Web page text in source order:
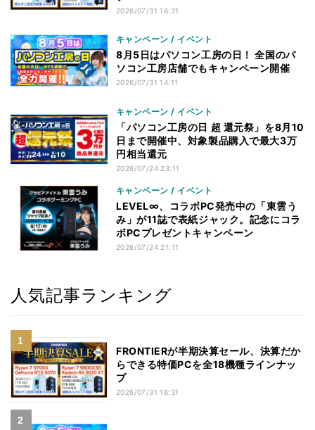
2026/07/31 16:31
キャンペーン / イベント
8月5日はパソコン工房の日！ 全国のパ
ソコン工房店舗でもキャンペーン開催
2026/07/31 14:11
キャンペーン / イベント
「パソコン工房の日 超 還元祭」を8月10
日まで開催中、対象製品購入で最大3万
円相当還元
2026/07/24 23:11
キャンペーン / イベント
LEVEL∞、コラボPC発売中の「東雲う
み」が11誌で表紙ジャック。記念にコラ
ボPCプレゼントキャンペーン
2026/07/24 21:11
人気記事ランキング
FRONTIERが半期決算セール、決算だか
らできる特価PCを全18機種ラインナッ
プ
2026/07/31 16:31